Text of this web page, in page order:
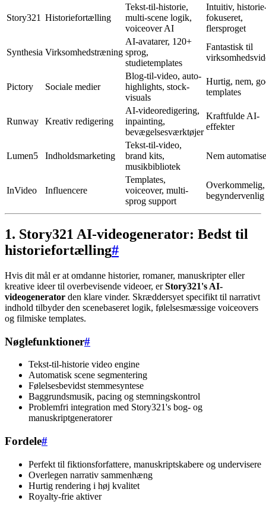
Story321 Historiefortælling
Tekst-til-historie,
multi-scene logik,
voiceover AI
Intuitiv,
fokuseret,
flersproget
Synthesia Virksomhedstræning
AI-avatarer, 120+
sprog,
studietemplates
Fantastisk til
Pictory Sociale medier
Blog-til-video, auto-
highlights, stock-
visuals
Hurtig, nem,
templates
Runway Kreativ redigering
AI-videoredigering,
inpainting,
bevægelsesværktøjer
Kraftfulde AI-
effekter
Lumen5 Indholdsmarketing
Tekst-til-video,
brand kits,
musikbibliotek
Nem
InVideo Influencere
Templates,
voiceover, multi-
sprog support
Overkommelig,
begyndervenlig
1. Story321 AI-videogenerator: Bedst til
historiefortælling#
Hvis dit mål er at omdanne historier, romaner, manuskripter eller
kreative ideer til overbevisende videoer, erStory321's AI-
videogenerator den klare vinder. Skræddersyet specifikt til narrativt
indhold tilbyder den scenebaseret logik, følelsesmæssige voiceovers
og filmiske templates.
Nøglefunktioner#
Tekst-til-historie video engine
Automatisk scene segmentering
Følelsesbevidst stemmesyntese
Baggrundsmusik, pacing og stemningskontrol
Problemfri integration med Story321's bog- og
manuskriptgeneratorer
Fordele#
Perfekt til fiktionsforfattere, manuskriptskabere og undervisere
Overlegen narrativ sammenhæng
Hurtig rendering i høj kvalitet
Royalty-frie aktiver